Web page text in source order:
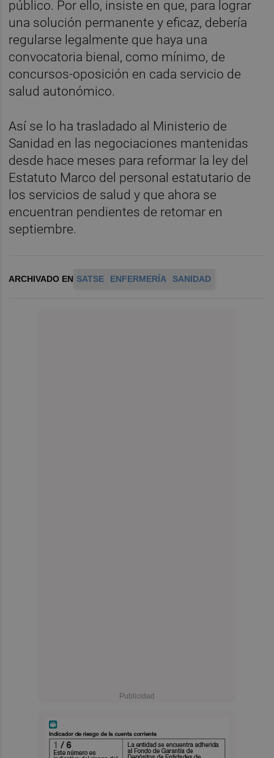
público. Por ello, insiste en que, para lograr
una solución permanente y eficaz, debería
regularse legalmente que haya una
convocatoria bienal, como mínimo, de
concursos-oposición en cada servicio de
salud autonómico.
Así se lo ha trasladado al Ministerio de
Sanidad en las negociaciones mantenidas
desde hace meses para reformar la ley del
Estatuto Marco del personal estatutario de
los servicios de salud y que ahora se
encuentran pendientes de retomar en
septiembre.
ARCHIVADO EN SATSE ENFERMERÍA SANIDAD